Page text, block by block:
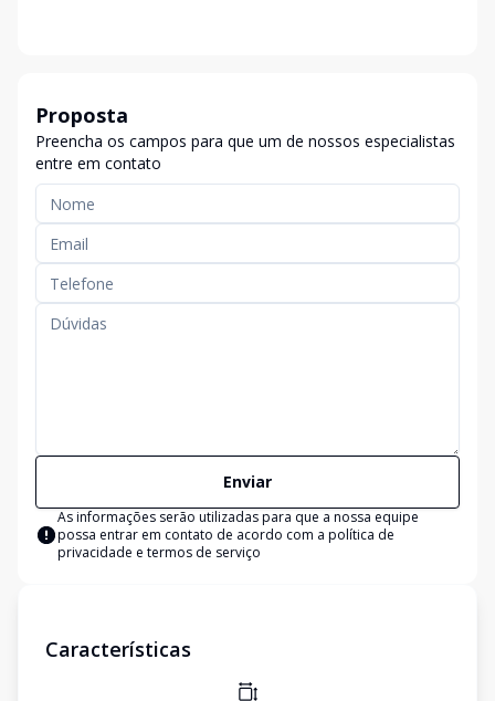
Proposta
Preencha os campos para que um de nossos especialistas
entre em contato
Enviar
As informações serão utilizadas para que a nossa equipe
possa entrar em contato de acordo com a política de
privacidade e termos de serviço
Características